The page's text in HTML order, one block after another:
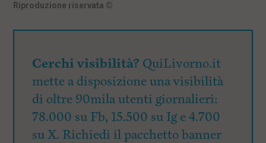
Riproduzione riservata ©
Cerchi visibilità? QuiLivorno.it
mette a disposizione una visibilità
di oltre 90mila utenti giornalieri:
78.000 su Fb, 15.500 su Ig e 4.700
su X. Richiedi il pacchetto banner